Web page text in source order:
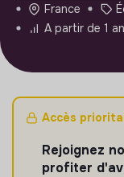
France
A partir de 1
Accès
Rejoignez
profiter